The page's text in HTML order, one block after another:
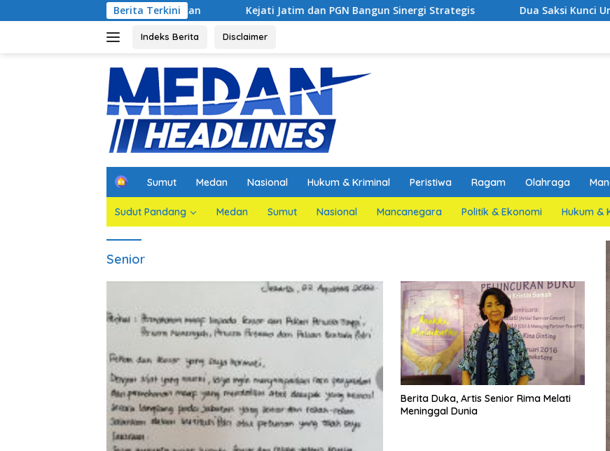
ke
Berita TerkiniKejati Jatim dan PGN Bangun Sinergi Strategis Dua Saksi Kunci Ungkap Fakta
Indeks Berita Disclaimer
H
m
e
Sumut Medan Nasional Hukum & Kriminal Peristiwa Ragam Olahraga
Sudut Pandang Medan Sumut Nasional Mancanegara Politik & Ekonomi Hukum &
Senior
Berita Duka, Artis Senior Rima Melati
Meninggal Dunia